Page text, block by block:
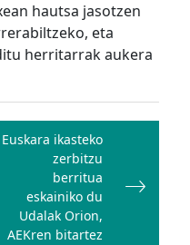
hautsa jasotzen
eta
herritarrak aukera
Euskara ikasteko
zerbitzu
berritua
eskainiko du
Udalak Orion,
AEKren bitartez